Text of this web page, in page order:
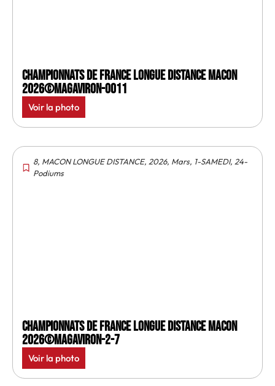
Championnats de France longue distance Macon
2026©MagAviron-0011
Voir la photo
8, MACON LONGUE DISTANCE, 2026, Mars, 1-SAMEDI, 24-
Podiums
Championnats de France longue distance Macon
2026©MagAviron-2-7
Voir la photo